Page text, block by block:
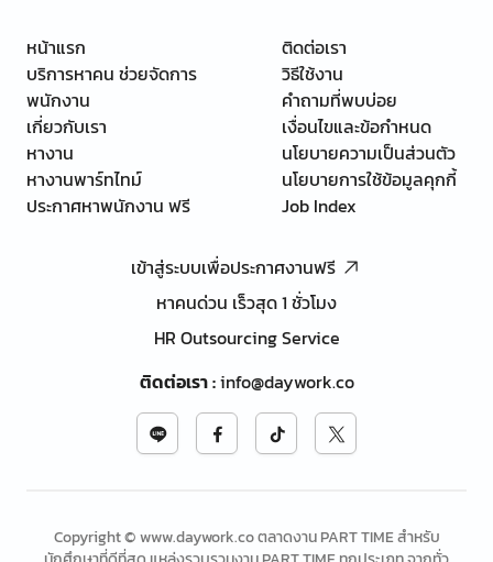
หน้าแรก
บริการหาคน ช่วยจัดการ
พนักงาน
เกี่ยวกับเรา
หางาน
หางานพาร์ทไทม์
ประกาศหาพนักงาน ฟรี
ติดต่อเรา
วิธีใช้งาน
คำถามที่พบบ่อย
เงื่อนไขและข้อกำหนด
นโยบายความเป็นส่วนตัว
นโยบายการใช้ข้อมูลคุกกี้
Job Index
เข้าสู่ระบบเพื่อประกาศงานฟรี
หาคนด่วน เร็วสุด 1 ชั่วโมง
HR Outsourcing Service
ติดต่อเรา:info@daywork.co
Copyright © www.daywork.co ตลาดงาน PART TIME สำหรับ